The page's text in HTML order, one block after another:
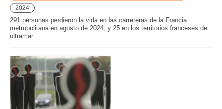
2024
291 personas perdieron la vida en las carreteras de la Francia
metropolitana en agosto de 2024, y 25 en los territorios franceses de
ultramar.